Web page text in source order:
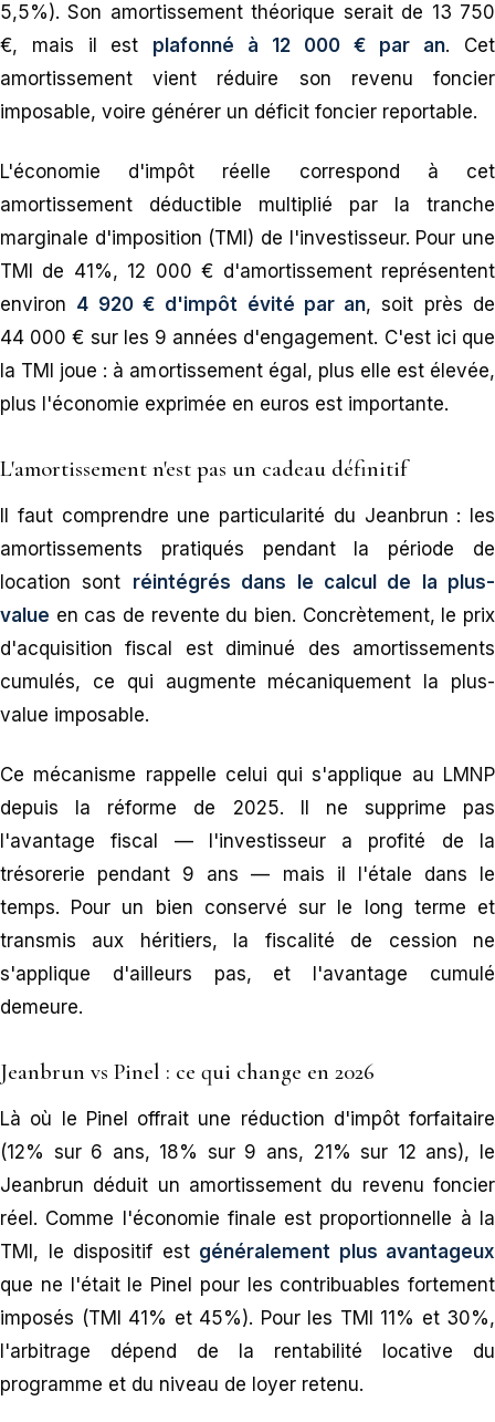
5,5%). Son amortissement théorique serait de 13 750
€, mais il est plafonné à 12 000 € par an. Cet
amortissement vient réduire son revenu foncier
imposable, voire générer un déficit foncier reportable.
L'économie d'impôt réelle correspond à cet
amortissement déductible multiplié par la tranche
marginale d'imposition (TMI) de l'investisseur. Pour une
TMI de 41%, 12 000 € d'amortissement représentent
environ 4 920 € d'impôt évité par an, soit près de
44 000 € sur les 9 années d'engagement. C'est ici que
la TMI joue : à amortissement égal, plus elle est élevée,
plus l'économie exprimée en euros est importante.
L'amortissement n'est pas un cadeau définitif
Il faut comprendre une particularité du Jeanbrun : les
amortissements pratiqués pendant la période de
location sont réintégrés dans le calcul de la plus-
value en cas de revente du bien. Concrètement, le prix
d'acquisition fiscal est diminué des amortissements
cumulés, ce qui augmente mécaniquement la plus-
value imposable.
Ce mécanisme rappelle celui qui s'applique au LMNP
depuis la réforme de 2025. Il ne supprime pas
l'avantage fiscal — l'investisseur a profité de la
trésorerie pendant 9 ans — mais il l'étale dans le
temps. Pour un bien conservé sur le long terme et
transmis aux héritiers, la fiscalité de cession ne
s'applique d'ailleurs pas, et l'avantage cumulé
demeure.
Jeanbrun vs Pinel : ce qui change en 2026
Là où le Pinel offrait une réduction d'impôt forfaitaire
(12% sur 6 ans, 18% sur 9 ans, 21% sur 12 ans), le
Jeanbrun déduit un amortissement du revenu foncier
réel. Comme l'économie finale est proportionnelle à la
TMI, le dispositif est généralement plus avantageux
que ne l'était le Pinel pour les contribuables fortement
imposés (TMI 41% et 45%). Pour les TMI 11% et 30%,
l'arbitrage dépend de la rentabilité locative du
programme et du niveau de loyer retenu.